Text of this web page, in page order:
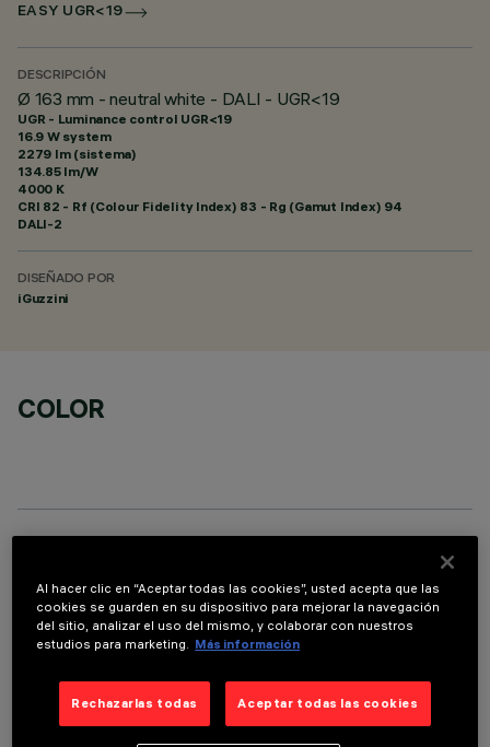
EASY UGR<19
DESCRIPCIÓN
Ø 163 mm - neutral white - DALI - UGR<19
UGR - Luminance control UGR<19
16.9 W system
2279 lm (sistema)
134.85 lm/W
4000 K
CRI 82 - Rf (Colour Fidelity Index) 83 - Rg (Gamut Index) 94
DALI-2
DISEÑADO POR
iGuzzini
COLOR
DATOS TÉCNICOS
Al hacer clic en “Aceptar todas las cookies”, usted acepta que las
cookies se guarden en su dispositivo para mejorar la navegación
del sitio, analizar el uso del mismo, y colaborar con nuestros
estudios para marketing.
Más información
Rechazarlas todas Aceptar todas las cookies